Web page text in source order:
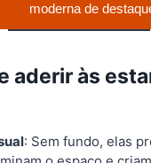
moderna de
aderir às
: Sem fundo, elas